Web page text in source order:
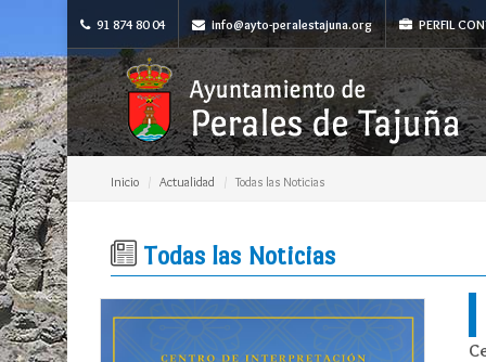
91 874 80 04 info@ayto-peralestajuna.org PERFIL
Inicio Actualidad Todas las Noticias
Todas las Noticias